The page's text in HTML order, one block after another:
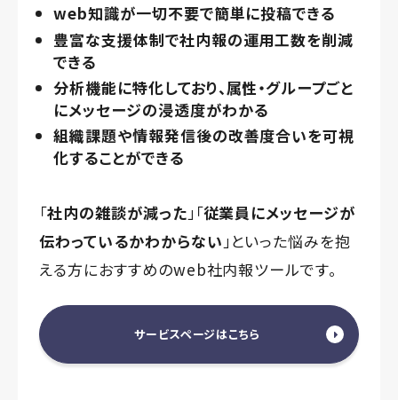
web知識が一切不要で簡単に投稿できる
豊富な支援体制で社内報の運用工数を削減
できる
分析機能に特化しており、属性・グループごと
にメッセージの浸透度がわかる
組織課題や情報発信後の改善度合いを可視
化することができる
「社内の雑談が減った」「従業員にメッセージが
伝わっているかわからない」といった悩みを抱
える方におすすめのweb社内報ツールです。
サービスページはこちら